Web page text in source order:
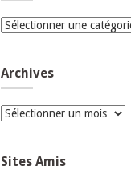
Catégories
Archives
Archives
Sites Amis